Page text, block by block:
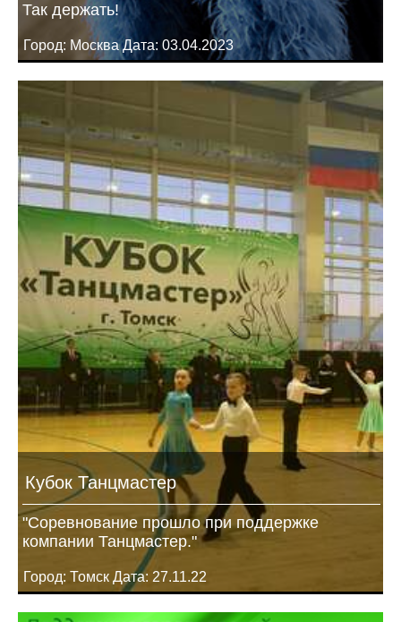
Так держать!
Город: Москва Дата: 03.04.2023
Кубок Танцмастер
"Соревнование прошло при поддержке
компании Танцмастер."
Город: Томск Дата: 27.11.22